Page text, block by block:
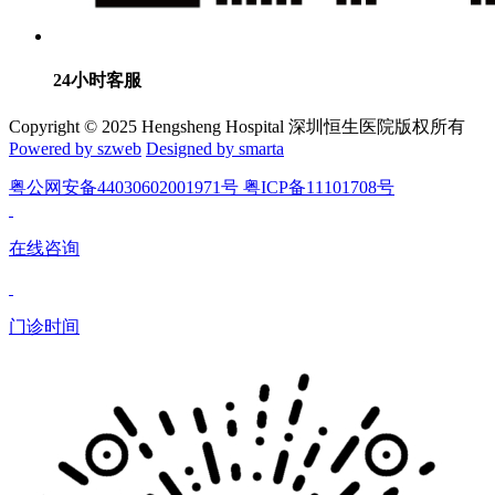
24小时客服
Copyright © 2025 Hengsheng Hospital 深圳恒生医院版权所有
Powered by szweb Designed by smarta
粤公网安备44030602001971号 粤ICP备11101708号
在线咨询
门诊时间